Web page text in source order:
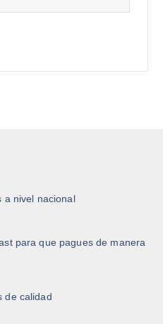
a nivel nacional
para que pagues de manera
de calidad